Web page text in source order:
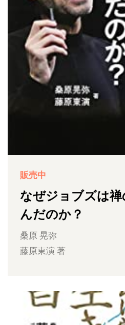
販売中
なぜジョブズは
んだのか？
桑原 晃弥
藤原東演 著